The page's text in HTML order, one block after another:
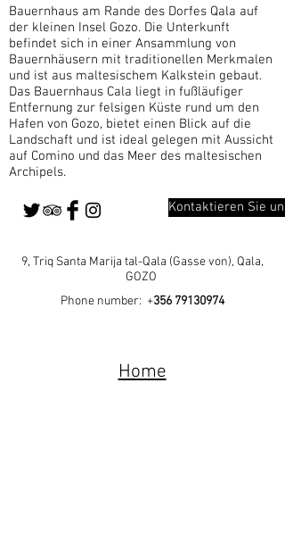
ziehen. Die Magie
Bauernhaus am Rande des Dorfes Qala auf
der kleinen Insel Gozo. Die Unterkunft
befindet sich in einer Ansammlung von
Bauernhäusern mit traditionellen Merkmalen
und ist aus maltesischem Kalkstein gebaut.
Das Bauernhaus Cala liegt in fußläufiger
Entfernung zur felsigen Küste rund um den
Hafen von Gozo, bietet einen Blick auf die
Landschaft und ist ideal gelegen mit Aussicht
auf Comino und das Meer des maltesischen
Archipels.
Kontaktieren Sie uns
9, Triq Santa Marija tal-Qala (Gasse von), Qala,
GOZO
Phone number: +356 79130974
Home